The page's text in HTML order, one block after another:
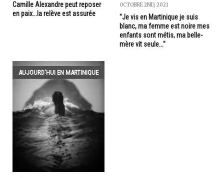
Camille Alexandre peut reposer
en paix...la relève est assurée
OCTOBRE 2ND, 2021
"Je vis en Martinique je suis
blanc, ma femme est noire mes
enfants sont métis, ma belle-
mère vit seule..."
AUJOURD'HUI EN MARTINIQUE